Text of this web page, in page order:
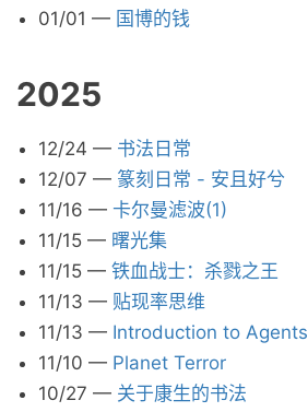
01/01 — 国博的钱
2025
12/24 — 书法日常
12/07 — 篆刻日常 - 安且好兮
11/16 — 卡尔曼滤波(1)
11/15 — 曙光集
11/15 — 铁血战士：杀戮之王
11/13 — 贴现率思维
11/13 — Introduction to Agents
11/10 — Planet Terror
10/27 — 关于康生的书法